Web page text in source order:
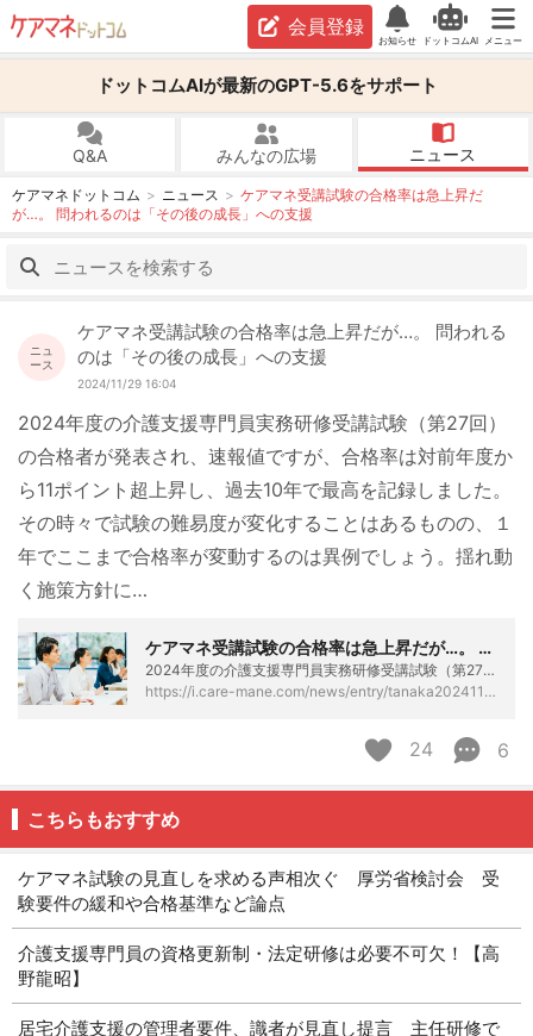
会員登録
お知らせ ドットコムAI メニュー
ドットコムAIが最新のGPT-5.6をサポート
Q&A みんなの広場 ニュース
ケアマネドットコム ニュース
ケアマネ受講試験の合格率は急上昇だ
が…。 問われるのは「その後の成長」への支援
ニュ
ース
ケアマネ受講試験の合格率は急上昇だが…。 問われる
のは「その後の成長」への支援
2024/11/29 16:04
2024年度の介護支援専門員実務研修受講試験（第27回）
の合格者が発表され、速報値ですが、合格率は対前年度か
ら11ポイント超上昇し、過去10年で最高を記録しました。
その時々で試験の難易度が変化することはあるものの、１
年でここまで合格率が変動するのは異例でしょう。揺れ動
く施策方針に…
ケアマネ受講試験の合格率は急上昇だが…。 問われるのは「その後の成長」への支援 - ケアマネタイムス
2024年度の介護支援専門員実務研修受講試験（第27回）の合格者が発表され、速報値ですが、合格率は対前年度から11ポイント超上昇し、過去10年で最高を記録しました。その時々で試験の難易度が変化することはあるものの、１年でここまで合格率が変動するのは異例でしょう。揺れ動く施策方針に振り回されるケアマネの状況が象徴されています。 合格後に「何を学ぶべきか」を考える力 今回の合格率急上昇にともない、合格者数は受験資格の変更前の水準に戻りつつあり、2016年度との比較では上回っています。受験資格変更直後（2018年度）との比較では、合格者数は３倍超ですから、厚労省の「ケアマネ数のすそ野を拡大する」とい…
https://i.care-mane.com/news/entry/tanaka20241129
24 6
こちらもおすすめ
ケアマネ試験の見直しを求める声相次ぐ 厚労省検討会 受
験要件の緩和や合格基準など論点
介護支援専門員の資格更新制・法定研修は必要不可欠！【高
野龍昭】
居宅介護支援の管理者要件、識者が見直し提言 主任研修で